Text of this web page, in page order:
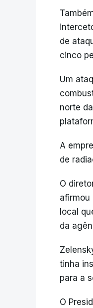
de
cinco
Um
norte
A
de
O
afirmou
local
da
tinha
para a
O